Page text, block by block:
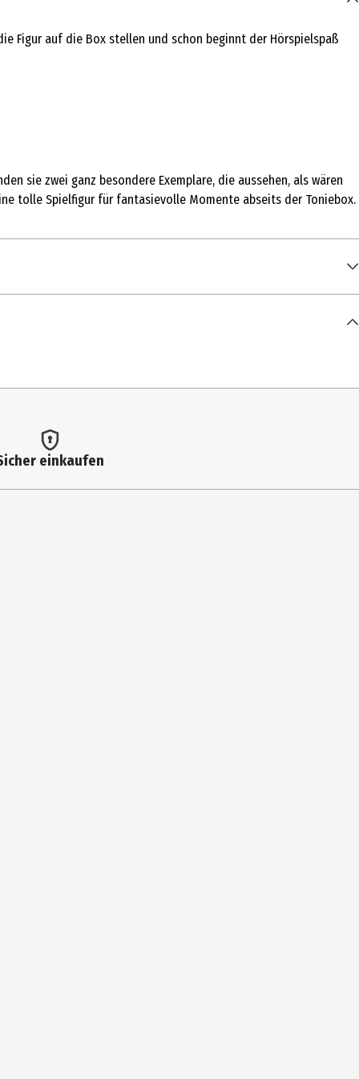
Figur auf die Box stellen und schon beginnt der Hörspielspaß
sie zwei ganz besondere Exemplare, die aussehen, als wären
tolle Spielfigur für fantasievolle Momente abseits der Toniebox.
einkaufen